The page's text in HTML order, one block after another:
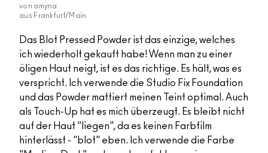
von amyna
aus Frankfurt/Main
Das Blot Pressed Powder ist das einzige, welches
ich wiederholt gekauft habe! Wenn man zu einer
öligen Haut neigt, ist es das richtige. Es hält, was es
verspricht. Ich verwende die Studio Fix Foundation
und das Powder mattiert meinen Teint optimal. Auch
als Touch-Up hat es mich überzeugt. Es bleibt nicht
auf der Haut "liegen", da es keinen Farbfilm
hinterlässt - "blot" eben. Ich verwende die Farbe